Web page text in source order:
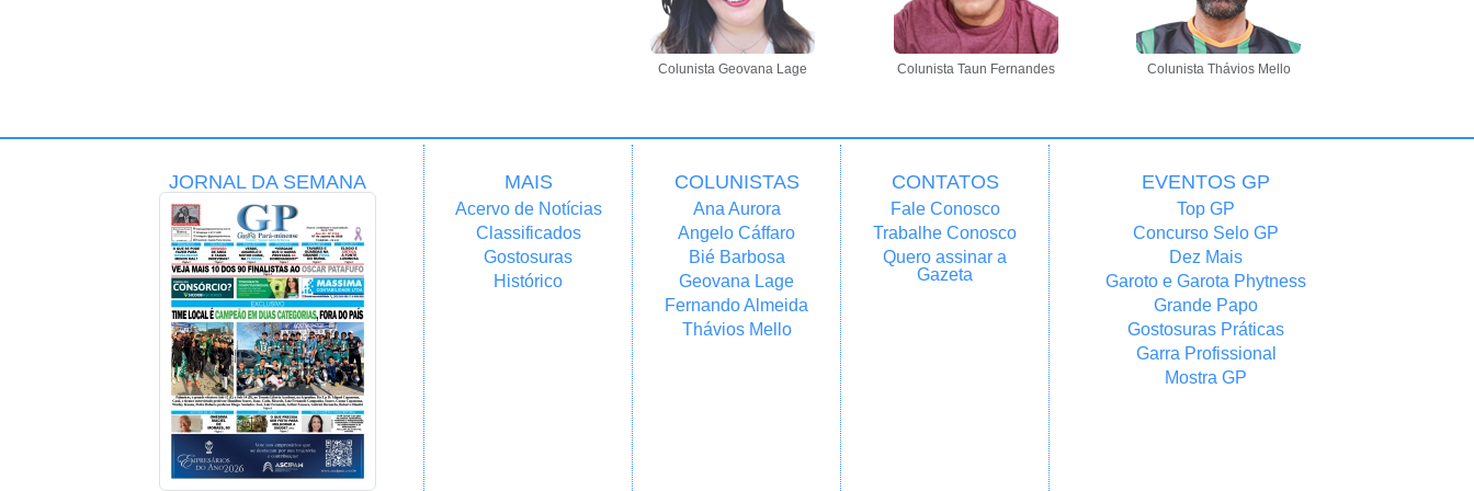
Colunista Geovana Lage Colunista Taun Fernandes Colunista Thávios Mello
JORNAL DA SEMANA MAIS
Acervo de Notícias
Classificados
Gostosuras
Histórico
COLUNISTAS
Ana Aurora
Angelo Cáffaro
Bié Barbosa
Geovana Lage
Fernando Almeida
Thávios Mello
CONTATOS
Fale Conosco
Trabalhe Conosco
Quero assinar a
Gazeta
EVENTOS GP
Top GP
Concurso Selo GP
Dez Mais
Garoto e Garota Phytness
Grande Papo
Gostosuras Práticas
Garra Profissional
Mostra GP